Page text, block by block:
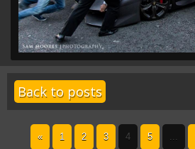
Back to posts
« 1 2 3 4 5 ...